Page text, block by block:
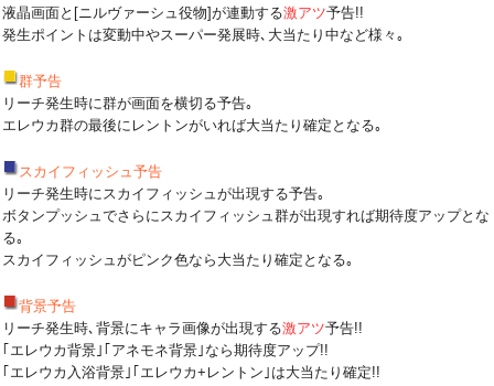
液晶画面と[ニルヴァーシュ役物]が連動する激アツ予告!!
発生ポイントは変動中やスーパー発展時､大当たり中など様々｡
群予告
リーチ発生時に群が画面を横切る予告｡
エレウカ群の最後にレントンがいれば大当たり確定となる｡
スカイフィッシュ予告
リーチ発生時にスカイフィッシュが出現する予告｡
ボタンプッシュでさらにスカイフィッシュ群が出現すれば期待度アップとな
る｡
スカイフィッシュがピンク色なら大当たり確定となる｡
背景予告
リーチ発生時､背景にキャラ画像が出現する激アツ予告!!
｢エレウカ背景｣｢アネモネ背景｣なら期待度アップ!!
｢エレウカ入浴背景｣｢エレウカ+レントン｣は大当たり確定!!